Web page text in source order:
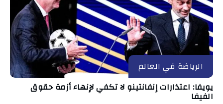
الرياضة في العالم
يويفا: اعتذارات إنفانتينو لا تكفي لإنهاء أزمة حقوق
الفيفا